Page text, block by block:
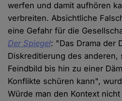
werfen und damit aufhören
verbreiten. Absichtliche
eine Gefahr für die
Der Spiegel: "Das Drama der
Diskreditierung des anderen,
Feindbild bis hin zu einer
Konflikte schüren kann",
Würde man den Kontext